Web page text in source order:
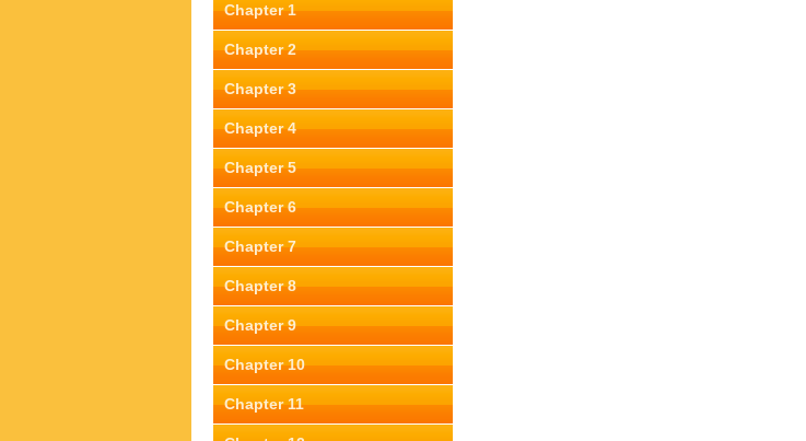
Chapter 1
Chapter 2
Chapter 3
Chapter 4
Chapter 5
Chapter 6
Chapter 7
Chapter 8
Chapter 9
Chapter 10
Chapter 11